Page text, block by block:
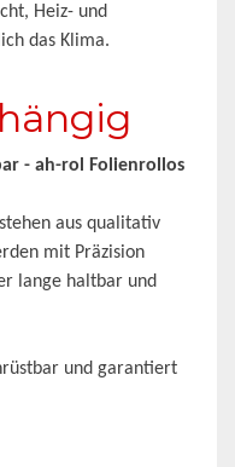
Heiz- und
das Klima.
- ah-rol Folienrollos
aus qualitativ
mit Präzision
lange haltbar und
und garantiert